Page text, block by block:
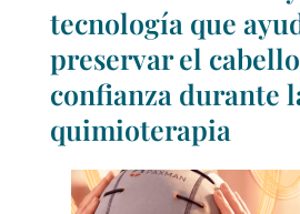
tecnología que
preservar el
confianza durante
quimioterapia